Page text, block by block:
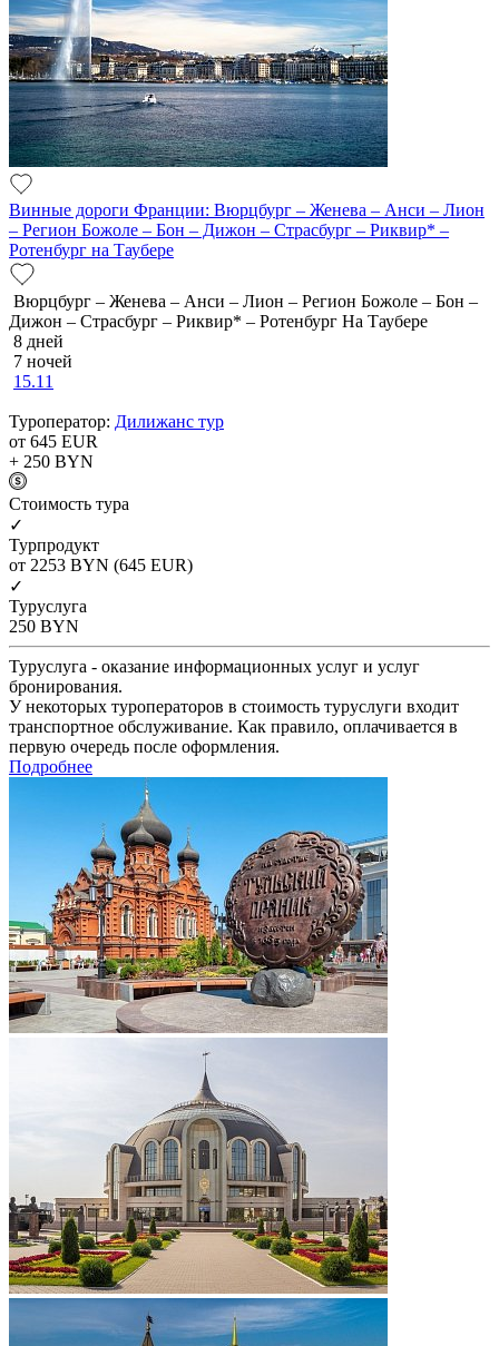
Винные дороги Франции: Вюрцбург – Женева – Анси – Лион
– Регион Божоле – Бон – Дижон – Страсбург – Риквир* –
Ротенбург на Таубере
Вюрцбург – Женева – Анси – Лион – Регион Божоле – Бон –
Дижон – Страсбург – Риквир* – Ротенбург На Таубере
8 дней
7 ночей
15.11
Туроператор: Дилижанс тур
от 645 EUR
+ 250 BYN
Cтоимость тура
✓
Турпродукт
от 2253 BYN (645 EUR)
✓
Туруслуга
250 BYN
Туруслуга - оказание информационных услуг и услуг
бронирования.
У некоторых туроператоров в стоимость туруслуги входит
транспортное обслуживание. Как правило, оплачивается в
первую очередь после оформления.
Подробнее